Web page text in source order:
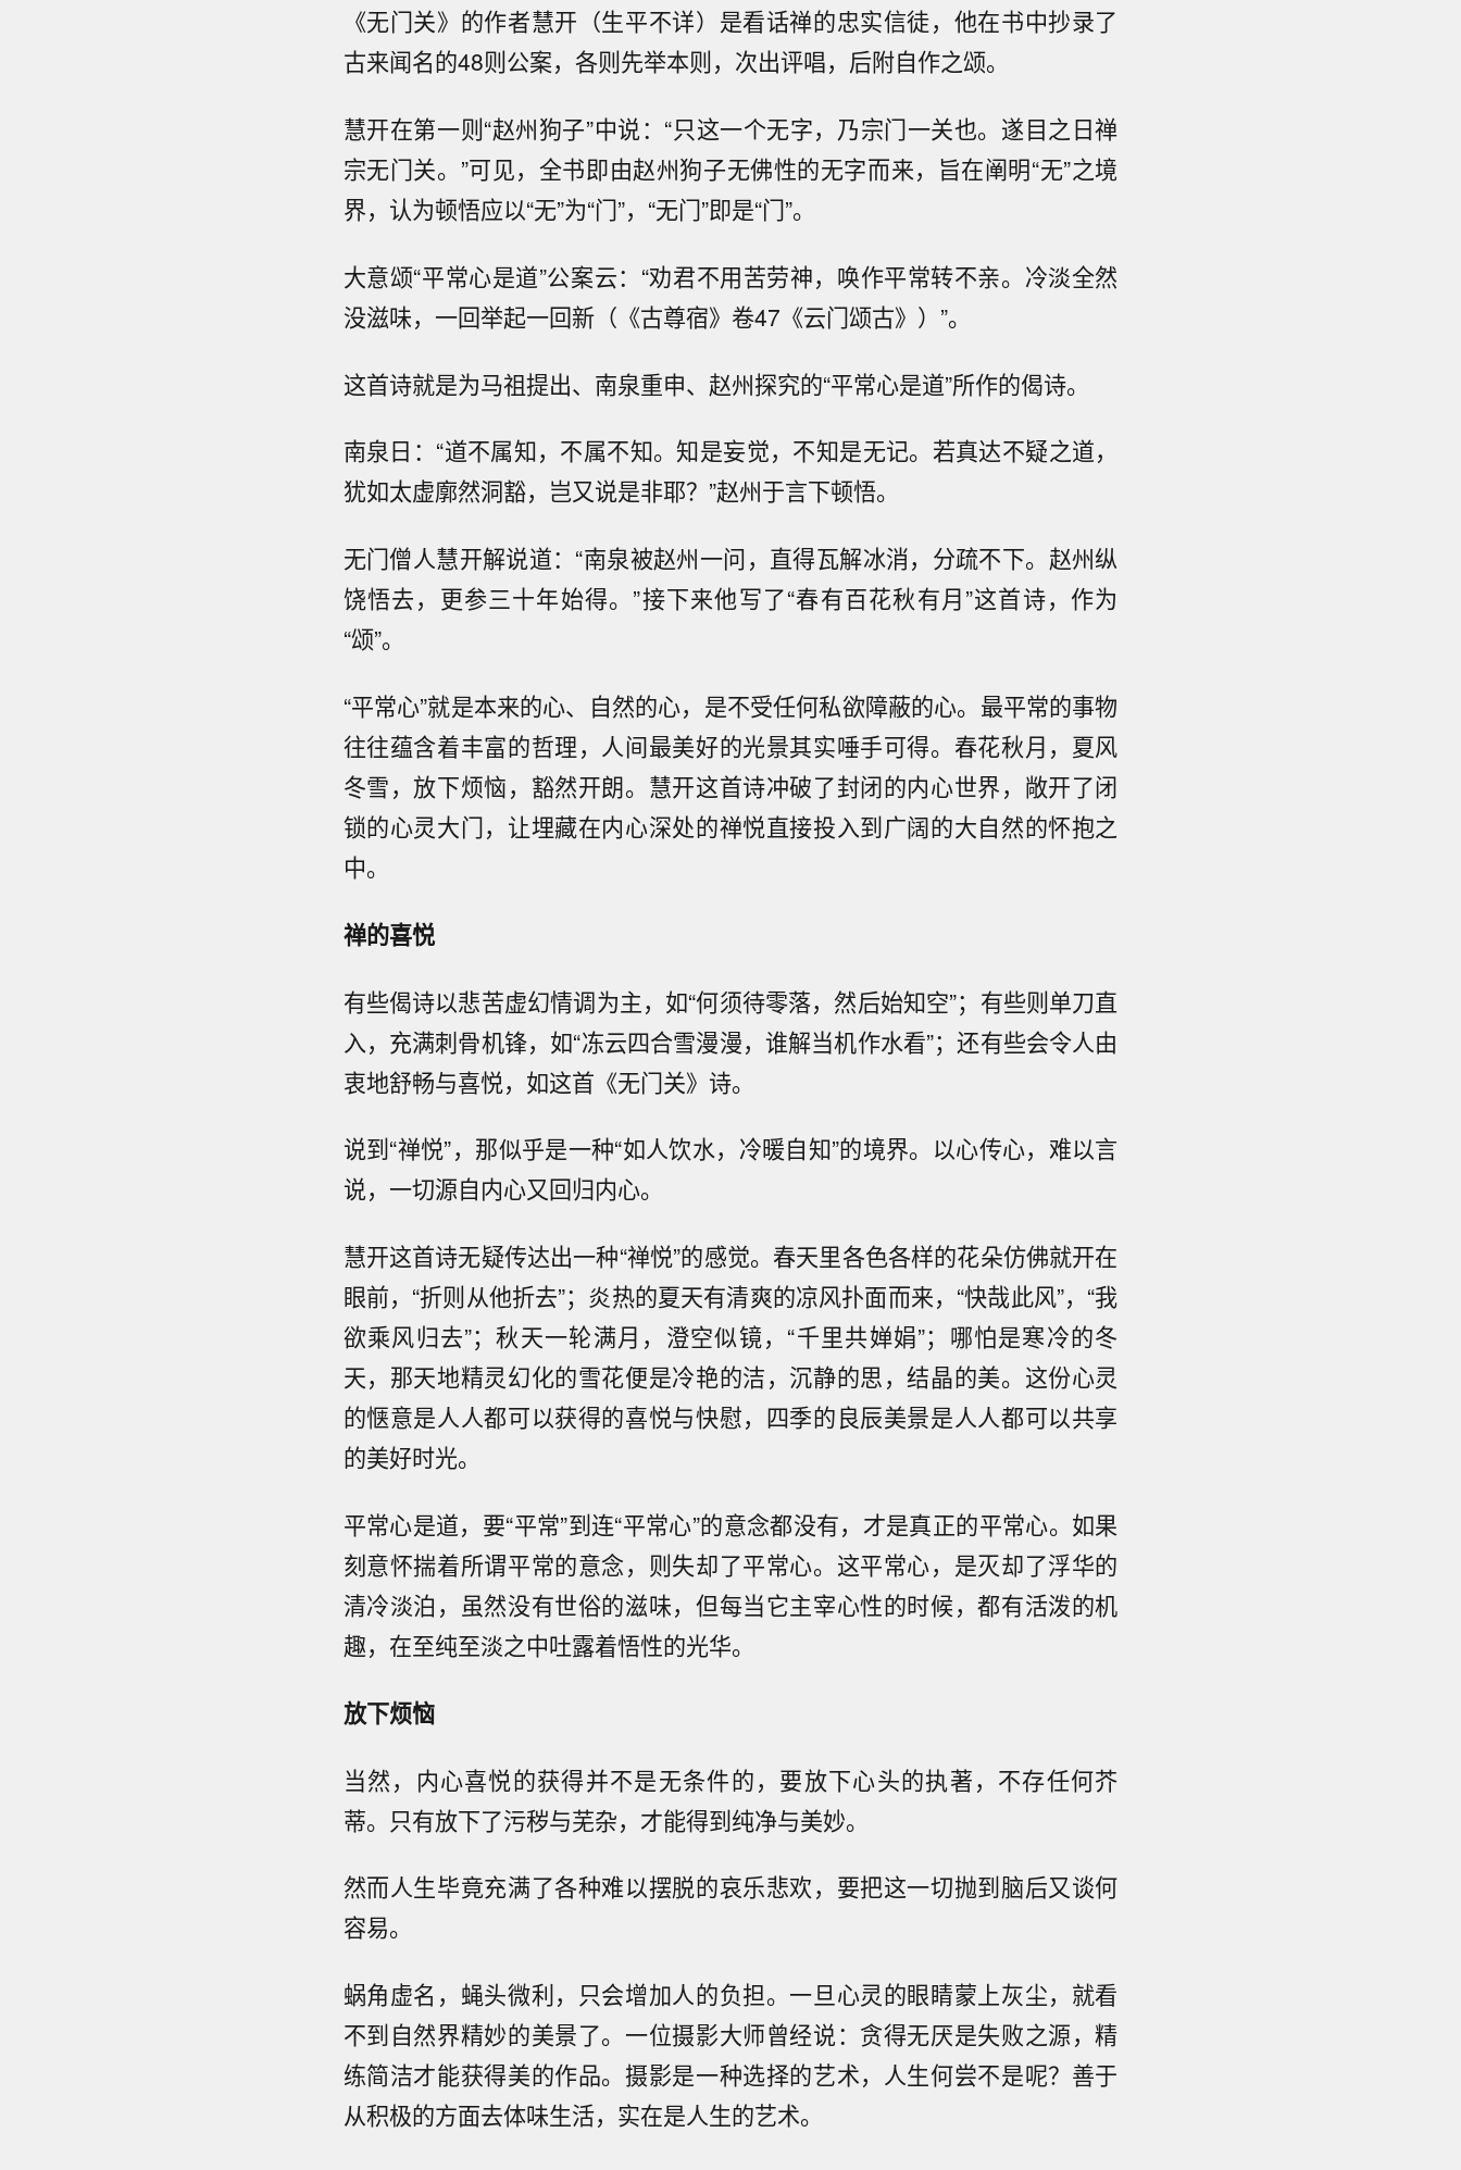
《无门关》的作者慧开（生平不详）是看话禅的忠实信徒，他在书中抄录了
古来闻名的48则公案，各则先举本则，次出评唱，后附自作之颂。
慧开在第一则“赵州狗子”中说：“只这一个无字，乃宗门一关也。遂目之日禅
宗无门关。”可见，全书即由赵州狗子无佛性的无字而来，旨在阐明“无”之境
界，认为顿悟应以“无”为“门”，“无门”即是“门”。
大意颂“平常心是道”公案云：“劝君不用苦劳神，唤作平常转不亲。冷淡全然
没滋味，一回举起一回新（《古尊宿》卷47《云门颂古》）”。
这首诗就是为马祖提出、南泉重申、赵州探究的“平常心是道”所作的偈诗。
南泉日：“道不属知，不属不知。知是妄觉，不知是无记。若真达不疑之道，
犹如太虚廓然洞豁，岂又说是非耶？”赵州于言下顿悟。
无门僧人慧开解说道：“南泉被赵州一问，直得瓦解冰消，分疏不下。赵州纵
饶悟去，更参三十年始得。”接下来他写了“春有百花秋有月”这首诗，作为
“颂”。
“平常心”就是本来的心、自然的心，是不受任何私欲障蔽的心。最平常的事物
往往蕴含着丰富的哲理，人间最美好的光景其实唾手可得。春花秋月，夏风
冬雪，放下烦恼，豁然开朗。慧开这首诗冲破了封闭的内心世界，敞开了闭
锁的心灵大门，让埋藏在内心深处的禅悦直接投入到广阔的大自然的怀抱之
中。
禅的喜悦
有些偈诗以悲苦虚幻情调为主，如“何须待零落，然后始知空”；有些则单刀直
入，充满刺骨机锋，如“冻云四合雪漫漫，谁解当机作水看”；还有些会令人由
衷地舒畅与喜悦，如这首《无门关》诗。
说到“禅悦”，那似乎是一种“如人饮水，冷暖自知”的境界。以心传心，难以言
说，一切源自内心又回归内心。
慧开这首诗无疑传达出一种“禅悦”的感觉。春天里各色各样的花朵仿佛就开在
眼前，“折则从他折去”；炎热的夏天有清爽的凉风扑面而来，“快哉此风”，“我
欲乘风归去”；秋天一轮满月，澄空似镜，“千里共婵娟”；哪怕是寒冷的冬
天，那天地精灵幻化的雪花便是冷艳的洁，沉静的思，结晶的美。这份心灵
的惬意是人人都可以获得的喜悦与快慰，四季的良辰美景是人人都可以共享
的美好时光。
平常心是道，要“平常”到连“平常心”的意念都没有，才是真正的平常心。如果
刻意怀揣着所谓平常的意念，则失却了平常心。这平常心，是灭却了浮华的
清冷淡泊，虽然没有世俗的滋味，但每当它主宰心性的时候，都有活泼的机
趣，在至纯至淡之中吐露着悟性的光华。
放下烦恼
当然，内心喜悦的获得并不是无条件的，要放下心头的执著，不存任何芥
蒂。只有放下了污秽与芜杂，才能得到纯净与美妙。
然而人生毕竟充满了各种难以摆脱的哀乐悲欢，要把这一切抛到脑后又谈何
容易。
蜗角虚名，蝇头微利，只会增加人的负担。一旦心灵的眼睛蒙上灰尘，就看
不到自然界精妙的美景了。一位摄影大师曾经说：贪得无厌是失败之源，精
练简洁才能获得美的作品。摄影是一种选择的艺术，人生何尝不是呢？善于
从积极的方面去体味生活，实在是人生的艺术。